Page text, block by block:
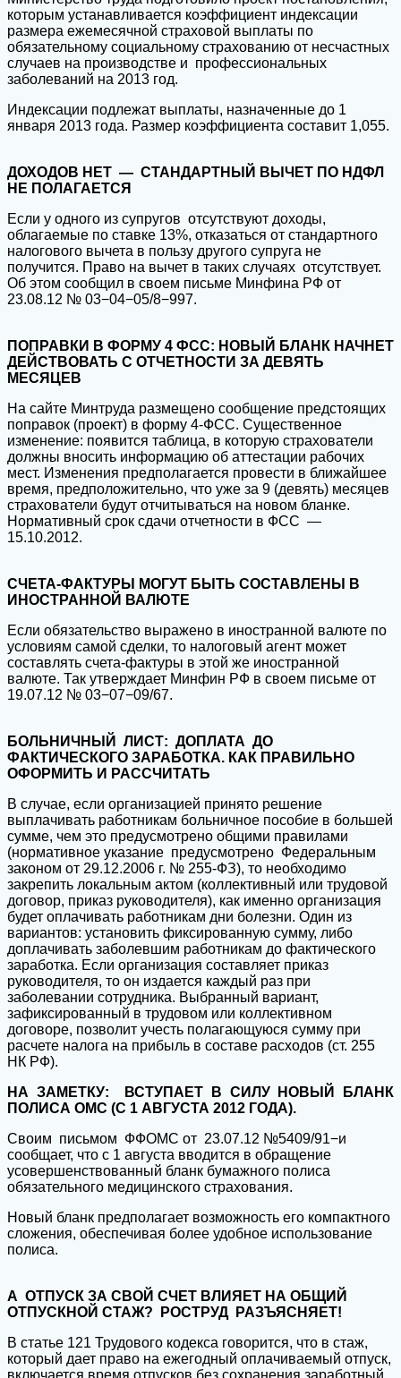
которым устанавливается коэффициент индексации
размера ежемесячной страховой выплаты по
обязательному социальному страхованию от несчастных
случаев на производстве и профессиональных
заболеваний на 2013 год.
Индексации подлежат выплаты, назначенные до 1
января 2013 года. Размер коэффициента составит 1,055.
ДОХОДОВ НЕТ — СТАНДАРТНЫЙ ВЫЧЕТ ПО НДФЛ
НЕ ПОЛАГАЕТСЯ
Если у одного из супругов отсутствуют доходы,
облагаемые по ставке 13%, отказаться от стандартного
налогового вычета в пользу другого супруга не
получится. Право на вычет в таких случаях отсутствует.
Об этом сообщил в своем письме Минфина РФ от
23.08.12 № 03−04−05/8−997.
ПОПРАВКИ В ФОРМУ 4 ФСС: НОВЫЙ БЛАНК НАЧНЕТ
ДЕЙСТВОВАТЬ С ОТЧЕТНОСТИ ЗА ДЕВЯТЬ
МЕСЯЦЕВ
На сайте Минтруда размещено сообщение предстоящих
поправок (проект) в форму 4-ФСС. Существенное
изменение: появится таблица, в которую страхователи
должны вносить информацию об аттестации рабочих
мест. Изменения предполагается провести в ближайшее
время, предположительно, что уже за 9 (девять) месяцев
страхователи будут отчитываться на новом бланке.
Нормативный срок сдачи отчетности в ФСС —
15.10.2012.
СЧЕТА-ФАКТУРЫ МОГУТ БЫТЬ СОСТАВЛЕНЫ В
ИНОСТРАННОЙ ВАЛЮТЕ
Если обязательство выражено в иностранной валюте по
условиям самой сделки, то налоговый агент может
составлять счета-фактуры в этой же иностранной
валюте. Так утверждает Минфин РФ в своем письме от
19.07.12 № 03−07−09/67.
БОЛЬНИЧНЫЙ ЛИСТ: ДОПЛАТА ДО
ФАКТИЧЕСКОГО ЗАРАБОТКА. КАК ПРАВИЛЬНО
ОФОРМИТЬ И РАССЧИТАТЬ
В случае, если организацией принято решение
выплачивать работникам больничное пособие в большей
сумме, чем это предусмотрено общими правилами
(нормативное указание предусмотрено Федеральным
законом от 29.12.2006 г. № 255-ФЗ), то необходимо
закрепить локальным актом (коллективный или трудовой
договор, приказ руководителя), как именно организация
будет оплачивать работникам дни болезни. Один из
вариантов: установить фиксированную сумму, либо
доплачивать заболевшим работникам до фактического
заработка. Если организация составляет приказ
руководителя, то он издается каждый раз при
заболевании сотрудника. Выбранный вариант,
зафиксированный в трудовом или коллективном
договоре, позволит учесть полагающуюся сумму при
расчете налога на прибыль в составе расходов (ст. 255
НК РФ).
НА ЗАМЕТКУ: ВСТУПАЕТ В СИЛУ НОВЫЙ БЛАНК
ПОЛИСА ОМС (С 1 АВГУСТА 2012 ГОДА).
Своим письмом ФФОМС от 23.07.12 №5409/91−и
сообщает, что с 1 августа вводится в обращение
усовершенствованный бланк бумажного полиса
обязательного медицинского страхования.
Новый бланк предполагает возможность его компактного
сложения, обеспечивая более удобное использование
полиса.
А ОТПУСК ЗА СВОЙ СЧЕТ ВЛИЯЕТ НА ОБЩИЙ
ОТПУСКНОЙ СТАЖ? РОСТРУД РАЗЪЯСНЯЕТ!
В статье 121 Трудового кодекса говорится, что в стаж,
который дает право на ежегодный оплачиваемый отпуск,
включается время отпусков без сохранения заработный